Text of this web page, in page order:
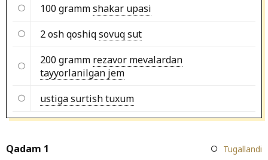
100 grammshakar upasi
2 osh qoshiqsovuq sut
200 gramm rezavor mevalardan
tayyorlanilgan jem
ustiga surtish tuxum
Qadam 1 Tugallandi